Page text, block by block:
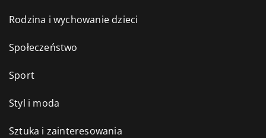
Rodzina i wychowanie dzieci
Społeczeństwo
Sport
Styl i moda
Sztuka i zainteresowania